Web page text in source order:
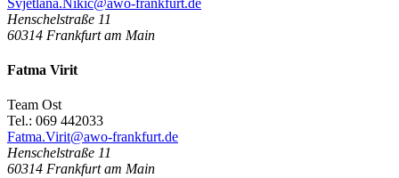
Henschelstraße 11
60314 Frankfurt am Main
Fatma Virit
Team Ost
Tel.: 069 442033
Fatma.Virit@awo-frankfurt.de
Henschelstraße 11
60314 Frankfurt am Main